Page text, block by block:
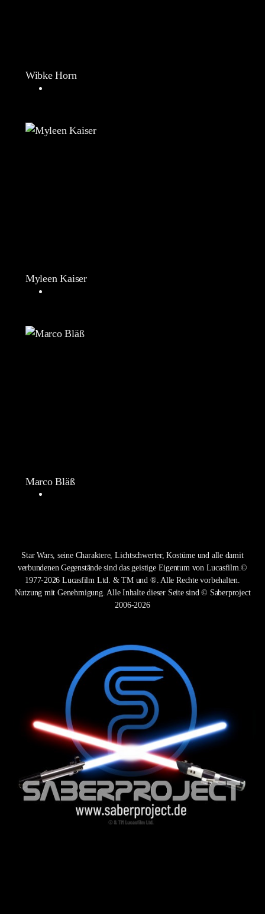
Wibke Horn
Myleen Kaiser
Marco Bläß
Star Wars, seine Charaktere, Lichtschwerter, Kostüme und alle damit
verbundenen Gegenstände sind das geistige Eigentum von Lucasfilm.©
1977-2026 Lucasfilm Ltd. & TM und ®. Alle Rechte vorbehalten.
Nutzung mit Genehmigung. Alle Inhalte dieser Seite sind © Saberproject
2006-2026